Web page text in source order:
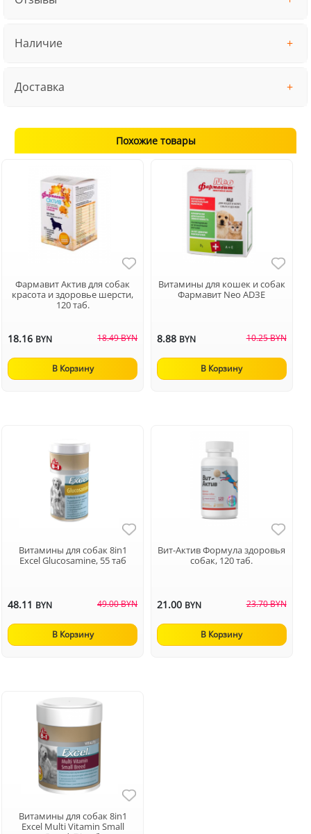
Наличие
Доставка
Похожие товары
Фармавит Актив для собак
красота и здоровье шерсти,
120 таб.
18.16 BYN 18.49 BYN
В Корзину
Витамины для кошек и собак
Фармавит Neo АDЗЕ
8.88 BYN 10.25 BYN
В Корзину
Витамины для собак 8in1
Excel Glucosamine, 55 таб
48.11 BYN 49.00 BYN
В Корзину
Вит-Актив Формула здоровья
собак, 120 таб.
21.00 BYN 23.70 BYN
В Корзину
Витамины для собак 8in1
Excel Multi Vitamin Small